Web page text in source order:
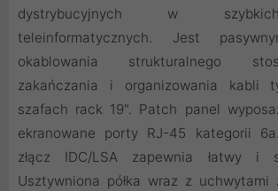
dystrybucyjnych w
teleinformatycznych. Jest
okablowania strukturalnego
zakańczania i organizowania kabli
szafach rack 19". Patch panel
ekranowane porty RJ-45 kategorii
złącz IDC/LSA zapewnia łatwy i
Usztywniona półka wraz z uchwytami